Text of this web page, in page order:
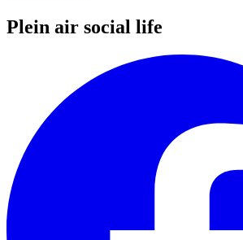
Plein air social life